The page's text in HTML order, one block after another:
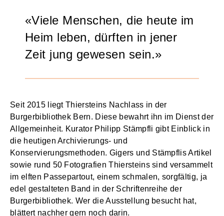
Viele Menschen, die heute im
Heim leben, dürften in jener
Zeit jung gewesen sein.
Seit 2015 liegt Thiersteins Nachlass in der
Burgerbibliothek Bern. Diese bewahrt ihn im Dienst der
Allgemeinheit. Kurator Philipp Stämpfli gibt Einblick in
die heutigen Archivierungs- und
Konservierungsmethoden. Gigers und Stämpflis Artikel
sowie rund 50 Fotografien Thiersteins sind versammelt
im elften Passepartout, einem schmalen, sorgfältig, ja
edel gestalteten Band in der Schriftenreihe der
Burgerbibliothek. Wer die Ausstellung besucht hat,
blättert nachher gern noch darin.